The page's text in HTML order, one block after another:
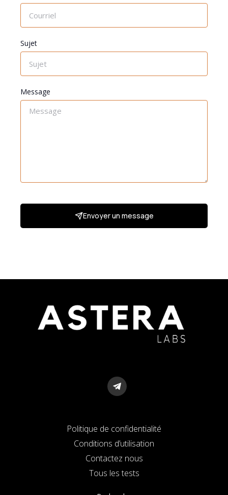
Sujet
Message
Envoyer un message
Politique de confidentialité
Conditions d’utilisation
Contactez nous
Tous les tests